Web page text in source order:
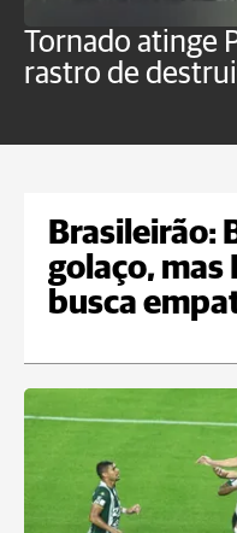
Tornado atinge
rastro de
Brasileirão:
golaço, mas
busca